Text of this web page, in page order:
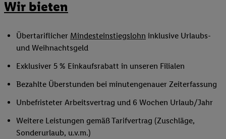
Wir bieten
Übertariflicher Mindesteinstiegslohn inklusive Urlaubs-
und Weihnachtsgeld
Exklusiver 5 % Einkaufsrabatt in unseren Filialen
Bezahlte Überstunden bei minutengenauer Zeiterfassung
Unbefristeter Arbeitsvertrag und 6 Wochen Urlaub/Jahr
Weitere Leistungen gemäß Tarifvertrag (Zuschläge,
Sonderurlaub, u.v.m.)